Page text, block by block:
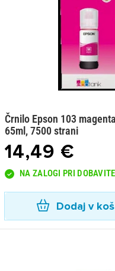
Črnilo Epson 103
65ml, 7500 strani
14,49 €
NA ZALOGI PRI
Dodaj v